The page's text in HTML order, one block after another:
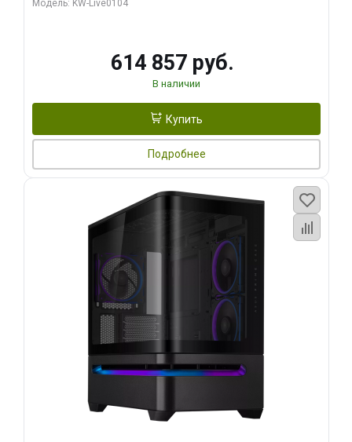
Модель: KW-Live0104
614 857 руб.
В наличии
Купить
Подробнее